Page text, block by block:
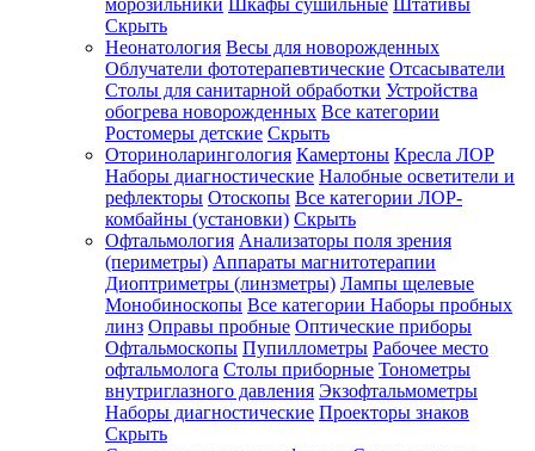
морозильники Шкафы сушильные Штативы
Скрыть
Неонатология Весы для новорожденных
Облучатели фототерапевтические Отсасыватели
Столы для санитарной обработки Устройства
обогрева новорожденных Все категории
Ростомеры детские Скрыть
Оториноларингология Камертоны Кресла ЛОР
Наборы диагностические Налобные осветители и
рефлекторы Отоскопы Все категории ЛОР-
комбайны (установки) Скрыть
Офтальмология Анализаторы поля зрения
(периметры) Аппараты магнитотерапии
Диоптриметры (линзметры) Лампы щелевые
Монобиноскопы Все категории Наборы пробных
линз Оправы пробные Оптические приборы
Офтальмоскопы Пупиллометры Рабочее место
офтальмолога Столы приборные Тонометры
внутриглазного давления Экзофтальмометры
Наборы диагностические Проекторы знаков
Скрыть